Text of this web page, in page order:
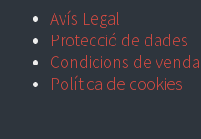
Avís Legal
Protecció de dades
Condicions de venda
Política de cookies